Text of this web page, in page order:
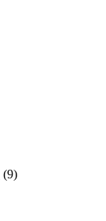
(9)